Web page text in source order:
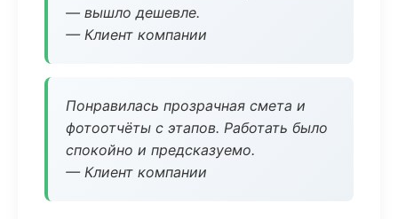
— вышло дешевле.
— Клиент компании
Понравилась прозрачная смета и
фотоотчёты с этапов. Работать было
спокойно и предсказуемо.
— Клиент компании